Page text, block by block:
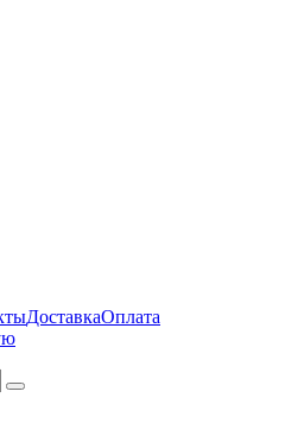
ДоставкаОплата